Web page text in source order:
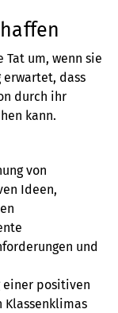
um, wenn sie
dass
durch ihr
kann.
von
Ideen,
und
einer positiven
Klassenklimas